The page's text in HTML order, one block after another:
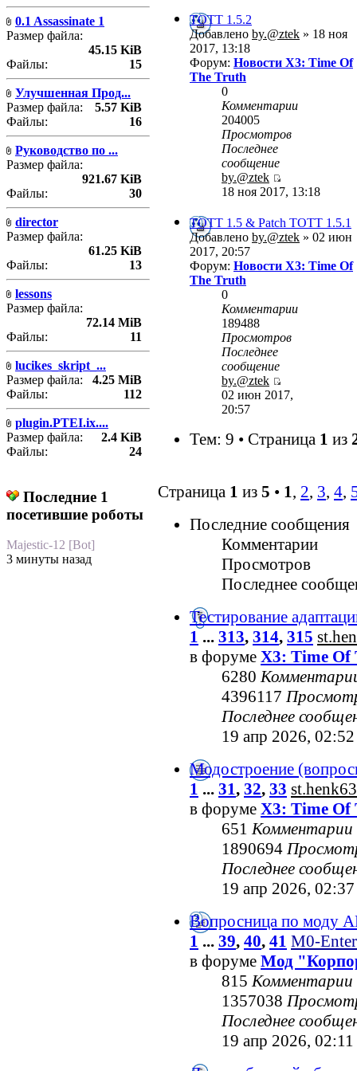
0.1 Assassinate 1
Размер файла:
45.15 KiB
Файлы:
15
Улучшенная Прод...
Размер файла:
5.57 KiB
Файлы:
16
Руководство по ...
Размер файла:
921.67 KiB
Файлы:
30
director
Размер файла:
61.25 KiB
Файлы:
13
lessons
Размер файла:
72.14 MiB
Файлы:
11
lucikes_skript_...
Размер файла:
4.25 MiB
Файлы:
112
plugin.PTEI.ix....
Размер файла:
2.4 KiB
Файлы:
24
Последние 1
посетившие роботы
Majestic-12 [Bot]
3 минуты назад
TOTT 1.5.2
Добавлено by.@ztek » 18 ноя
2017, 13:18
Форум: Новости X3: Time Of
The Truth
0
Комментарии
204005
Просмотров
Последнее
сообщение
by.@ztek
18 ноя 2017, 13:18
TOTT 1.5 & Patch TOTT 1.5.1
Добавлено by.@ztek » 02 июн
2017, 20:57
Форум: Новости X3: Time Of
The Truth
0
Комментарии
189488
Просмотров
Последнее
сообщение
by.@ztek
02 июн 2017,
20:57
Тем: 9 • Страница 1 из
Страница 1 из 5 • 1, 2, 3, 4,
Последние сообщения
Комментарии
Просмотров
Последнее
Тестирование
1 ... 313, 314, 315
в форуме X3: Time Of
6280
4396117
Последнее
19 апр 2026, 02:52
Модостроение
1 ... 31, 32, 33 st.henk63
в форуме X3: Time Of
651Комментарии
1890694
Последнее
19 апр 2026, 02:37
Вопросница по моду
1 ... 39, 40, 41 M0-
в форуме Мод
815Комментарии
1357038
Последнее
19 апр 2026, 02:11